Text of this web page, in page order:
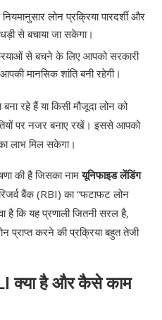
की जानकारी प्राप्त करने के
लोन प्रक्रिया पारदर्शी और
से बचाया जा सकेगा।
से बचने के लिए आपको सरकारी
मानसिक शांति बनी रहेगी।
रहे हैं या किसी मौजूदा लोन को
पर नजर बनाए रखें। इससे आपको
लाभ मिल सकेगा।
की है जिसका नामयूनिफाइड लेंडिंग
बैंक (RBI) का “फटाफट लोन
है कि यह प्रणाली जितनी सरल है,
प्राप्त करने की प्रक्रिया बहुत तेजी
क्या है और कैसे काम